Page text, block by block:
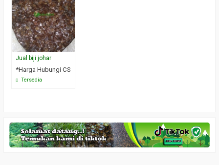
Jual biji johar
*Harga Hubungi CS
Tersedia